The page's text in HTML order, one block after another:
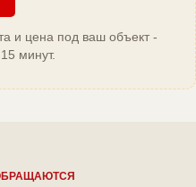
и цена под ваш объект -
минут.